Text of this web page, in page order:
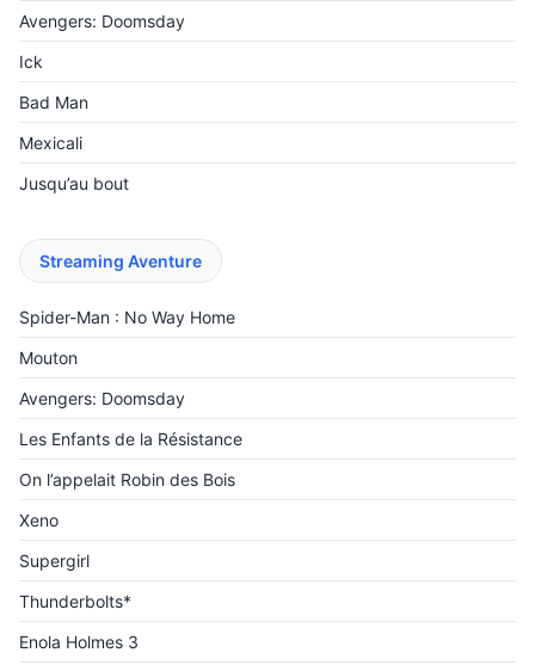
Avengers: Doomsday
Ick
Bad Man
Mexicali
Jusqu’au bout
Streaming Aventure
Spider-Man : No Way Home
Mouton
Avengers: Doomsday
Les Enfants de la Résistance
On l’appelait Robin des Bois
Xeno
Supergirl
Thunderbolts*
Enola Holmes 3